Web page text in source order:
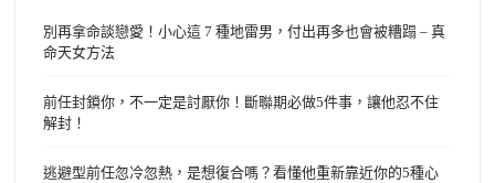
別再拿命談戀愛！小心這 7 種地雷男，付出再多也會被糟蹋 – 真
命天女方法
前任封鎖你，不一定是討厭你！斷聯期必做5件事，讓他忍不住
解封！
逃避型前任忽冷忽熱，是想復合嗎？看懂他重新靠近你的5種心